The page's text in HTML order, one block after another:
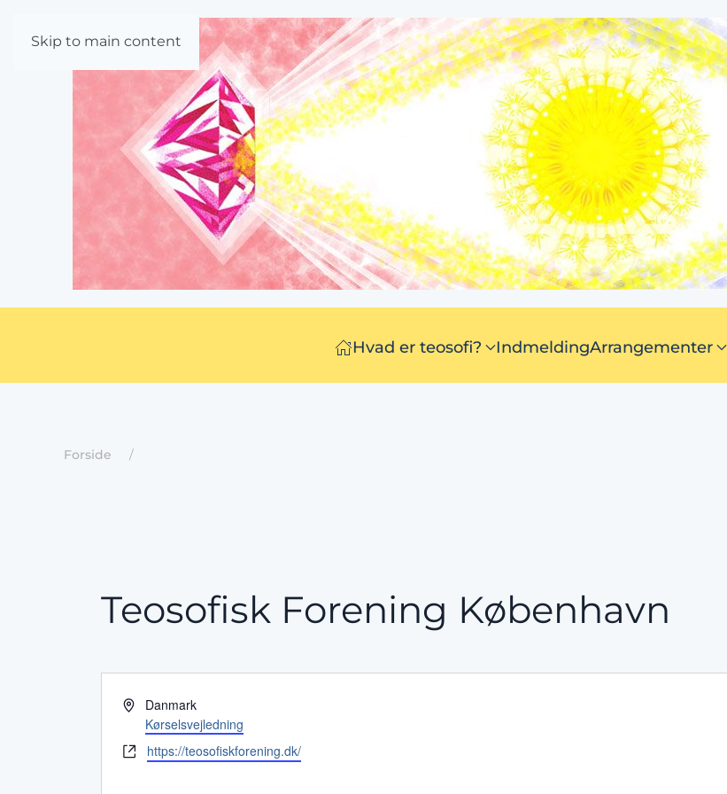
Skip to main content
Hvad er teosofi? IndmeldingArrangementer
Forside
Teosofisk Forening København
AdresseDanmark
Kørselsvejledning
Hjemmeside
https://teosofiskforening.dk/